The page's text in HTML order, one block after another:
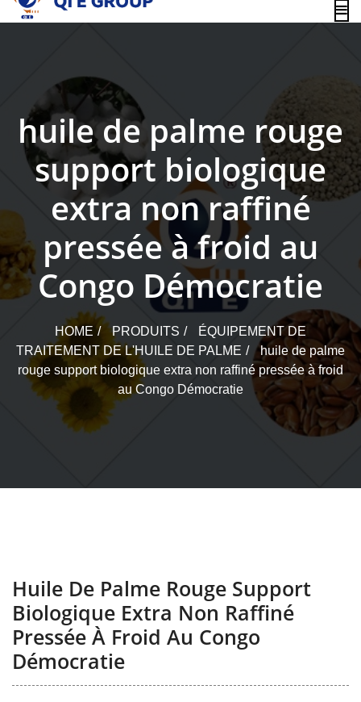
content
huile de palme rouge
support biologique
extra non raffiné
pressée à froid au
Congo Démocratie
HOME PRODUITS
ÉQUIPEMENT DE
TRAITEMENT DE L'HUILE DE PALME
huile de palme
rouge support biologique extra non raffiné pressée à froid
au Congo Démocratie
Huile De Palme Rouge Support
Biologique Extra Non Raffiné
Pressée À Froid Au Congo
Démocratie